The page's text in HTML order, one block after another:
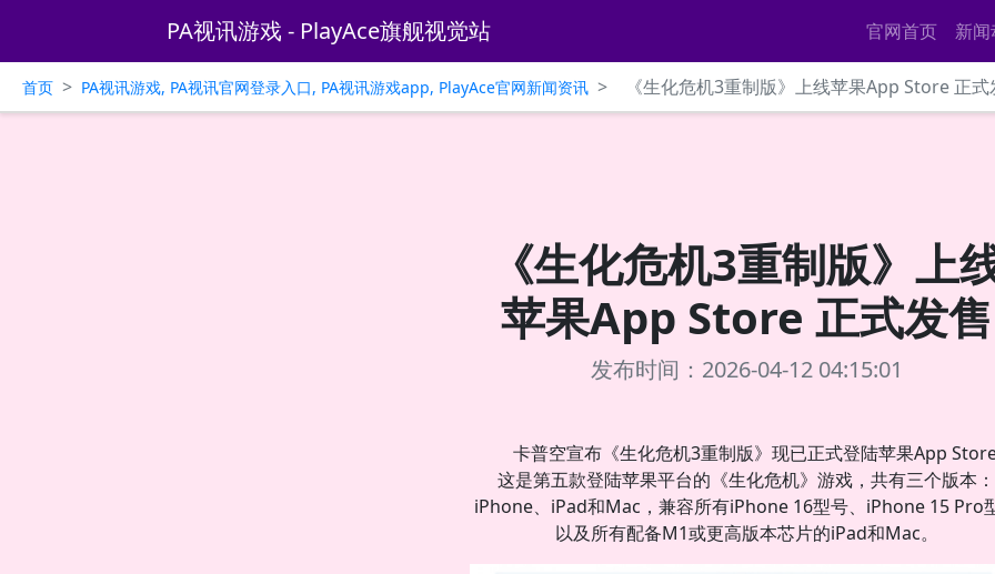
PA视讯游戏 - PlayAce旗舰视觉站 官网首页 新
首页 > PA视讯游戏, PA视讯官网登录入口, PA视讯游戏app, PlayAce官网新闻资讯 > 《生化危机3重制版》上线苹果App Store 正式
《生化危机3重制版》上
苹果App Store 正式发售
发布时间：2026-04-12 04:15:01
卡普空宣布《生化危机3重制版》现已正式登陆苹果App
这是第五款登陆苹果平台的《生化危机》游戏，共有三个版本：
iPhone、iPad和Mac，兼容所有iPhone 16型号、iPhone 15 Pro
以及所有配备M1或更高版本芯片的iPad和Mac。